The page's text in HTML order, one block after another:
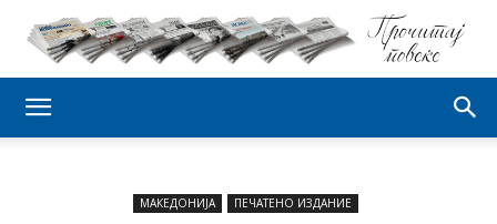
МАКЕДОНИЈА ПЕЧАТЕНО ИЗДАНИЕ